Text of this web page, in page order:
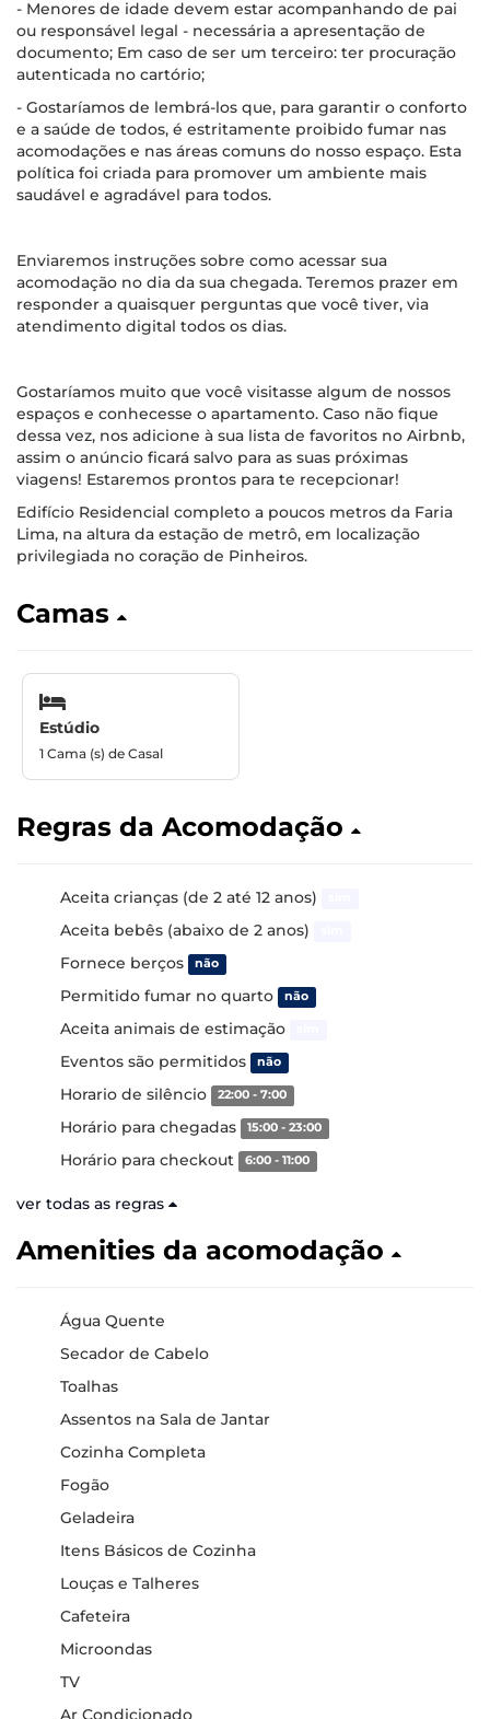
- Menores de idade devem estar acompanhando de pai
ou responsável legal - necessária a apresentação de
documento; Em caso de ser um terceiro: ter procuração
autenticada no cartório;
- Gostaríamos de lembrá-los que, para garantir o conforto
e a saúde de todos, é estritamente proibido fumar nas
acomodações e nas áreas comuns do nosso espaço. Esta
política foi criada para promover um ambiente mais
saudável e agradável para todos.
Enviaremos instruções sobre como acessar sua
acomodação no dia da sua chegada. Teremos prazer em
responder a quaisquer perguntas que você tiver, via
atendimento digital todos os dias.
Gostaríamos muito que você visitasse algum de nossos
espaços e conhecesse o apartamento. Caso não fique
dessa vez, nos adicione à sua lista de favoritos no Airbnb,
assim o anúncio ficará salvo para as suas próximas
viagens! Estaremos prontos para te recepcionar!
Edifício Residencial completo a poucos metros da Faria
Lima, na altura da estação de metrô, em localização
privilegiada no coração de Pinheiros.
Camas
Estúdio
1 Cama (s) de Casal
Regras da Acomodação
Aceita crianças (de 2 até 12 anos)
Aceita bebês (abaixo de 2 anos)
Fornece berços não
Permitido fumar no quarto não
Aceita animais de estimação
Eventos são permitidos não
Horario de silêncio 22:00 - 7:00
Horário para chegadas 15:00 - 23:00
Horário para checkout 6:00 - 11:00
ver todas as regras
Amenities da acomodação
Água Quente
Secador de Cabelo
Toalhas
Assentos na Sala de Jantar
Cozinha Completa
Fogão
Geladeira
Itens Básicos de Cozinha
Louças e Talheres
Cafeteira
Microondas
TV
Ar Condicionado